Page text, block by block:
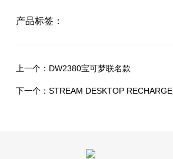
产品标签：
上一个： DW2380宝可梦联名款
下一个： STREAM DESKTOP RECHARGE